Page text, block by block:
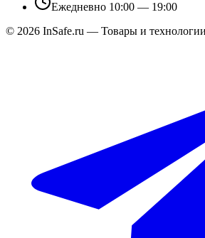
Ежедневно 10:00 — 19:00
© 2026 InSafe.ru — Товары и технологии